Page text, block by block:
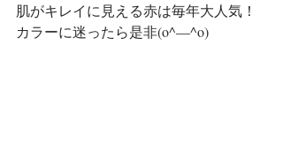
肌がキレイに見える赤は毎年大人気！
カラーに迷ったら是非(o^―^o)